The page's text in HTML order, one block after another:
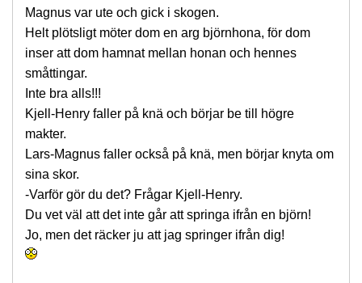
Magnus var ute och gick i skogen.
Helt plötsligt möter dom en arg björnhona, för dom
inser att dom hamnat mellan honan och hennes
småttingar.
Inte bra alls!!!
Kjell-Henry faller på knä och börjar be till högre
makter.
Lars-Magnus faller också på knä, men börjar knyta om
sina skor.
-Varför gör du det? Frågar Kjell-Henry.
Du vet väl att det inte går att springa ifrån en björn!
Jo, men det räcker ju att jag springer ifrån dig!